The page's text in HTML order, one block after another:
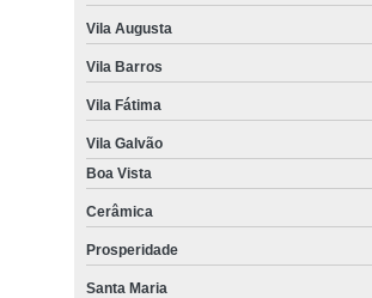
Vila Augusta
Vila Barros
Vila Fátima
Vila Galvão
Boa Vista
Cerâmica
Prosperidade
Santa Maria